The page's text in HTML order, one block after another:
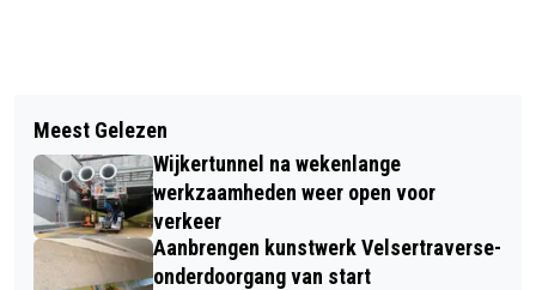
HOE TRAUMA UIT JE JEUGD JE NU
NOG KAN BEÏNVLOEDEN!
AANGETROFFEN LICHAAM IN
BEVERWIJK IS VAN VERMISTE MILAN
(16)
Meest Gelezen
Wijkertunnel na wekenlange
werkzaamheden weer open voor
verkeer
Aanbrengen kunstwerk Velsertraverse-
onderdoorgang van start